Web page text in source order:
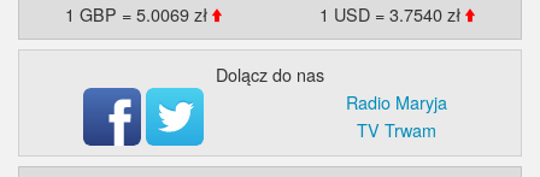
1 GBP = 5.0069 zł
1 USD = 3.7540 zł
Dolącz do nas
Radio Maryja
TV Trwam